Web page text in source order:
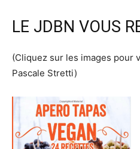
LE JDBN VOUS
(Cliquez sur les images pour
Pascale Stretti)